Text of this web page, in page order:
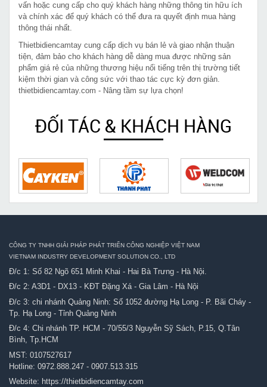
vấn hoặc cung cấp cho quý khách hàng những thông tin hữu ích
và chính xác để quý khách có thể đưa ra quyết định mua hàng
thông thái nhất.
Thietbidiencamtay cung cấp dịch vụ bán lẻ và giao nhận thuận
tiện, đảm bảo cho khách hàng dễ dàng mua được những sản
phẩm giá rẻ của những thương hiệu nổi tiếng trên thị trường tiết
kiệm thời gian và công sức với thao tác cực kỳ đơn giản.
thietbidiencamtay.com - Nâng tầm sự lựa chọn!
ĐỐI TÁC & KHÁCH HÀNG
CÔNG TY TNHH GIẢI PHÁP PHÁT TRIỂN CÔNG NGHIỆP VIỆT NAM
VIETNAM INDUSTRY DEVELOPMENT SOLUTION CO., LTD
Đ/c 1: Số 82 Ngõ 651 Minh Khai - Hai Bà Trưng - Hà Nội.
Đ/c 2: A3D1 - DX13 - KĐT Đặng Xá - Gia Lâm - Hà Nội
Đ/c 3: chi nhánh Quảng Ninh: Số 1052 đường Hạ Long - P. Bãi Cháy -
Tp. Hạ Long - Tỉnh Quảng Ninh
Đ/c 4: Chi nhánh TP. HCM - 70/55/3 Nguyễn Sỹ Sách, P.15, Q.Tân
Bình, Tp.HCM
MST: 0107527617
Hotline: 0972.888.247 - 0907.513.315
Website: https://thietbidiencamtay.com